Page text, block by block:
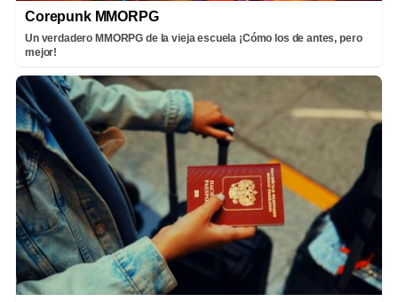
Corepunk MMORPG
Un verdadero MMORPG de la vieja escuela ¡Cómo los de antes, pero
mejor!